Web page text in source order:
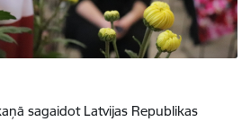
sagaidot Latvijas Republikas